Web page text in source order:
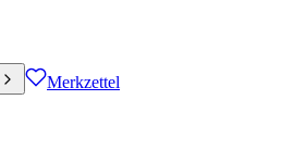
Merkzettel